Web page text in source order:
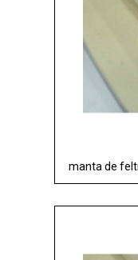
manta de